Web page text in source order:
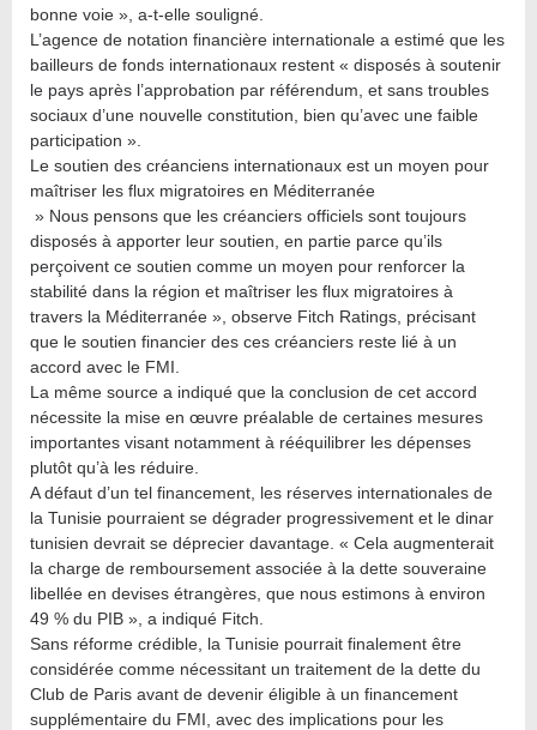
bonne voie », a-t-elle souligné.
L’agence de notation financière internationale a estimé que les
bailleurs de fonds internationaux restent « disposés à soutenir
le pays après l’approbation par référendum, et sans troubles
sociaux d’une nouvelle constitution, bien qu’avec une faible
participation ».
Le soutien des créanciens internationaux est un moyen pour
maîtriser les flux migratoires en Méditerranée
» Nous pensons que les créanciers officiels sont toujours
disposés à apporter leur soutien, en partie parce qu’ils
perçoivent ce soutien comme un moyen pour renforcer la
stabilité dans la région et maîtriser les flux migratoires à
travers la Méditerranée », observe Fitch Ratings, précisant
que le soutien financier des ces créanciers reste lié à un
accord avec le FMI.
La même source a indiqué que la conclusion de cet accord
nécessite la mise en œuvre préalable de certaines mesures
importantes visant notamment à rééquilibrer les dépenses
plutôt qu’à les réduire.
A défaut d’un tel financement, les réserves internationales de
la Tunisie pourraient se dégrader progressivement et le dinar
tunisien devrait se déprecier davantage. « Cela augmenterait
la charge de remboursement associée à la dette souveraine
libellée en devises étrangères, que nous estimons à environ
49 % du PIB », a indiqué Fitch.
Sans réforme crédible, la Tunisie pourrait finalement être
considérée comme nécessitant un traitement de la dette du
Club de Paris avant de devenir éligible à un financement
supplémentaire du FMI, avec des implications pour les